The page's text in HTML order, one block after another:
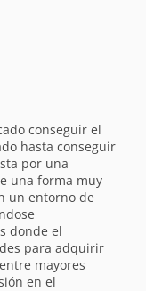
conseguir el
hasta conseguir
por una
una forma muy
un entorno de
donde el
para adquirir
mayores
en el